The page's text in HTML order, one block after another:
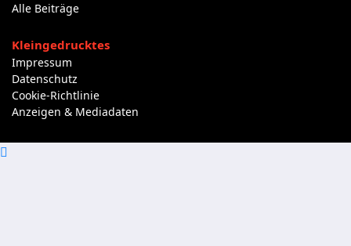
Alle Beiträge
Kleingedrucktes
Impressum
Datenschutz
Cookie-Richtlinie
Anzeigen & Mediadaten